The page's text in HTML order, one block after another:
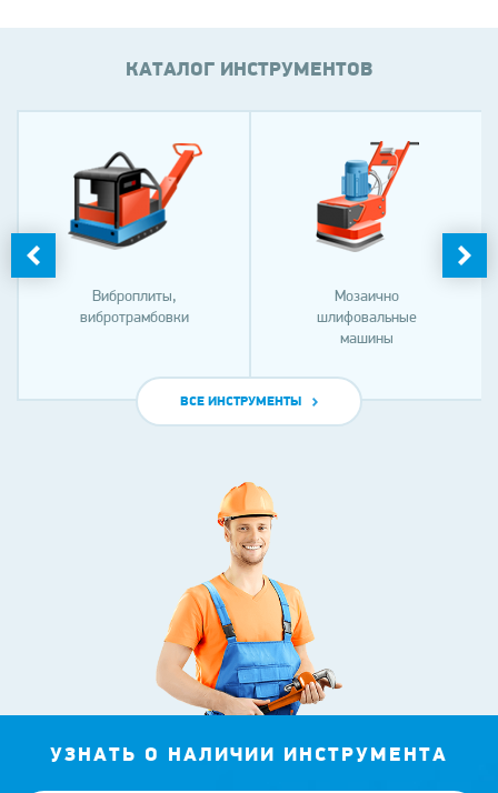
КАТАЛОГ ИНСТРУМЕНТОВ
Виброплиты,
вибротрамбовки
Мозаично
шлифовальные
машины
ВСЕ ИНСТРУМЕНТЫ
УЗНАТЬ О НАЛИЧИИ ИНСТРУМЕНТА